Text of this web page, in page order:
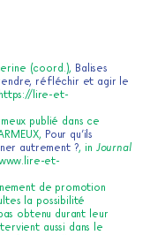
(coord.), Balises
réfléchir et agir le
https://lire-et-
publié dans ce
Pour qu’ils
autrement ?, in Journal
et-
de promotion
la possibilité
obtenu durant leur
aussi dans le